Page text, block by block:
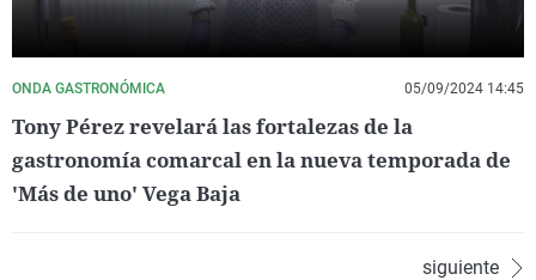
ONDA GASTRONÓMICA 05/09/2024 14:45
Tony Pérez revelará las fortalezas de la
gastronomía comarcal en la nueva temporada de
'Más de uno' Vega Baja
siguiente